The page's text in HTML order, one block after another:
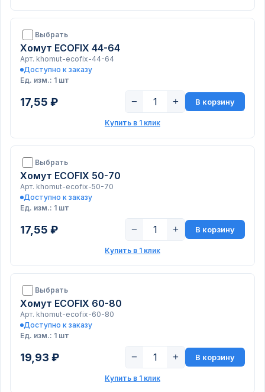
Выбрать
Хомут ECOFIX 44-64
Арт. khomut-ecofix-44-64
Доступно к заказу
Ед. изм.: 1 шт
17,55 ₽ − + В корзину
Купить в 1 клик
Выбрать
Хомут ECOFIX 50-70
Арт. khomut-ecofix-50-70
Доступно к заказу
Ед. изм.: 1 шт
17,55 ₽ − + В корзину
Купить в 1 клик
Выбрать
Хомут ECOFIX 60-80
Арт. khomut-ecofix-60-80
Доступно к заказу
Ед. изм.: 1 шт
19,93 ₽ − + В корзину
Купить в 1 клик